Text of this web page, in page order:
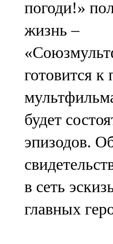
Мамадыш
106,2 FM
Минзәлә
107,3 FM
Мөслим
100,0 FM
Нурлат
104,7 FM
Олы Әтнә
71,42 FM
погоди!»
жизнь –
готовится к
будет
эпизодов.
в сеть
главных